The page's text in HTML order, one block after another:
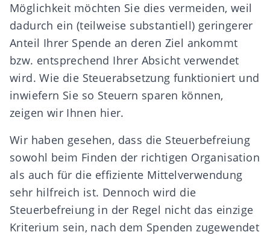
Möglichkeit möchten Sie dies vermeiden, weil
dadurch ein (teilweise substantiell) geringerer
Anteil Ihrer Spende an deren Ziel ankommt
bzw. entsprechend Ihrer Absicht verwendet
wird. Wie die Steuerabsetzung funktioniert und
inwiefern Sie so Steuern sparen können,
zeigen wir Ihnen hier.
Wir haben gesehen, dass die Steuerbefreiung
sowohl beim Finden der richtigen Organisation
als auch für die effiziente Mittelverwendung
sehr hilfreich ist. Dennoch wird die
Steuerbefreiung in der Regel nicht das einzige
Kriterium sein, nach dem Spenden zugewendet